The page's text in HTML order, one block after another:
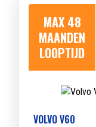
MAX 48
MAANDEN
LOOPTIJD
VOLVO V60